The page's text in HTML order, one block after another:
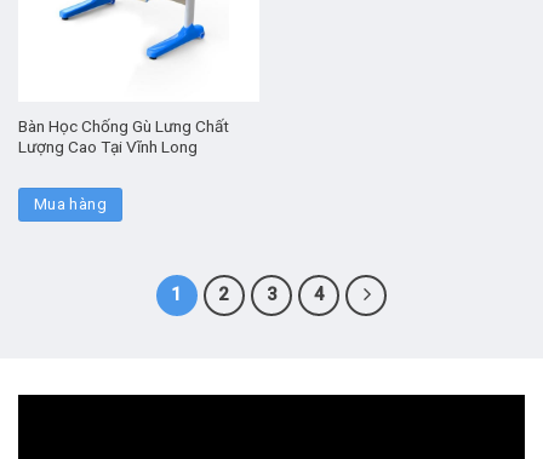
Bàn Học Chống Gù Lưng Chất
Lượng Cao Tại Vĩnh Long
Mua hàng
1 2 3 4